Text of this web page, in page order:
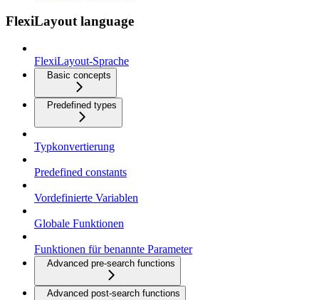
FlexiLayout language
FlexiLayout-Sprache
Basic concepts
Predefined types
Typkonvertierung
Predefined constants
Vordefinierte Variablen
Globale Funktionen
Funktionen für benannte Parameter
Advanced pre-search functions
Advanced post-search functions